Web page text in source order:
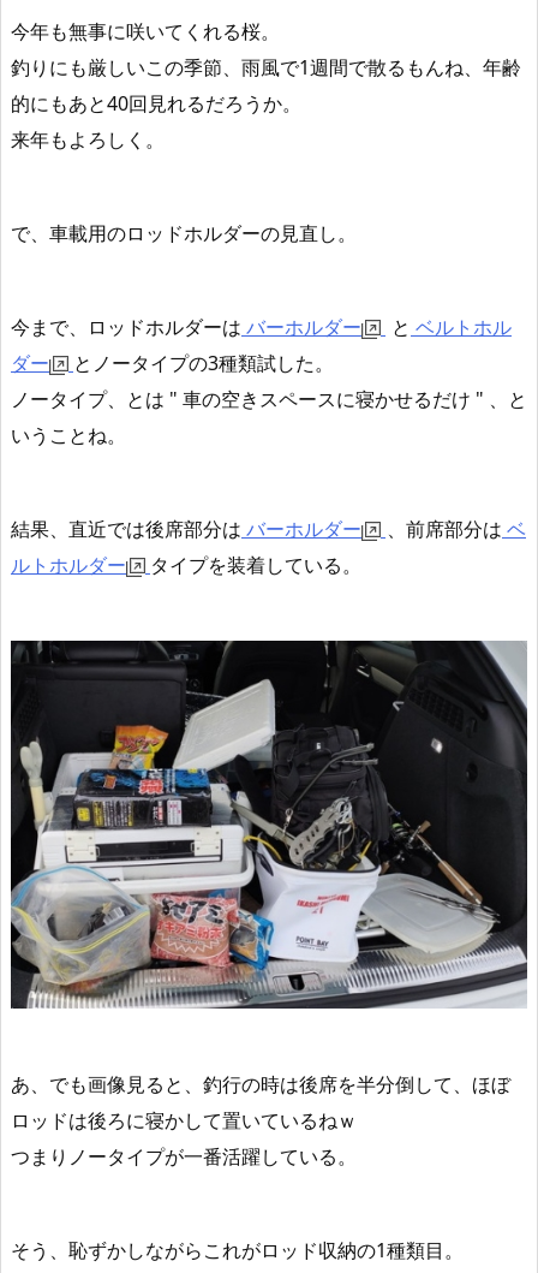
今年も無事に咲いてくれる桜。
釣りにも厳しいこの季節、雨風で1週間で散るもんね、年齢
的にもあと40回見れるだろうか。
来年もよろしく。
で、車載用のロッドホルダーの見直し。
今まで、ロッドホルダーは バーホルダー と ベルトホル
ダー
とノータイプの3種類試した。
ノータイプ、とは " 車の空きスペースに寝かせるだけ " 、と
いうことね。
結果、直近では後席部分は バーホルダー 、前席部分は ベ
ルトホルダー
タイプを装着している。
あ、でも画像見ると、 釣行の時は後席を半分倒して、ほぼ
ロッドは後ろに寝かして置いているねｗ
つまり ノータイプが一番活躍している。
そう、恥ずかしながらこれがロッド収納の1種類目。